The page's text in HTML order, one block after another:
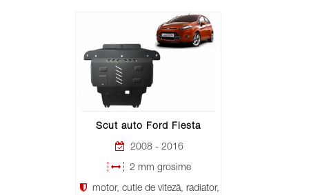
Scut auto Ford Fiesta
2008 - 2016
2 mm grosime
motor, cutie de viteză, radiator,